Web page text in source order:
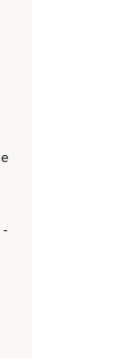
lässt.